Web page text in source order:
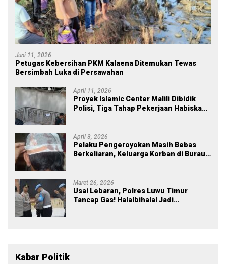
Juni 11, 2026
Petugas Kebersihan PKM Kalaena Ditemukan Tewas
Bersimbah Luka di Persawahan
April 11, 2026
Proyek Islamic Center Malili Dibidik
Polisi, Tiga Tahap Pekerjaan Habiskan
April 3, 2026
Pelaku Pengeroyokan Masih Bebas
Berkeliaran, Keluarga Korban di Burau
Maret 26, 2026
Usai Lebaran, Polres Luwu Timur
Tancap Gas! Halalbihalal Jadi
Kabar Politik